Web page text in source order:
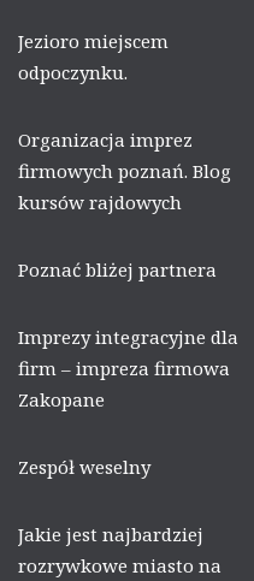
Jezioro miejscem
odpoczynku.
Organizacja imprez
firmowych poznań. Blog
kursów rajdowych
Poznać bliżej partnera
Imprezy integracyjne dla
firm – impreza firmowa
Zakopane
Zespół weselny
Jakie jest najbardziej
rozrywkowe miasto na